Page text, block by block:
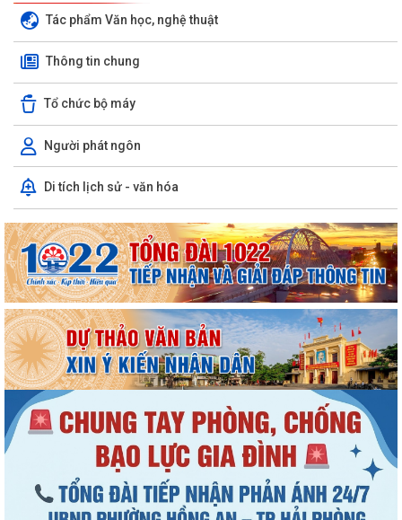
Tác phẩm Văn học, nghệ thuật
Thông tin chung
Tổ chức bộ máy
Người phát ngôn
Di tích lịch sử - văn hóa